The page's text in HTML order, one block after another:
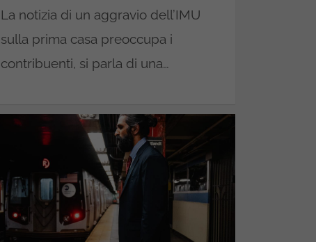
La notizia di un aggravio dell’IMU
sulla prima casa preoccupa i
contribuenti, si parla di una…